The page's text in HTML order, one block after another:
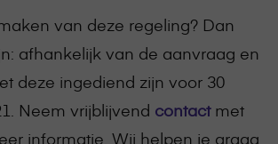
van deze regeling? Dan
afhankelijk van de aanvraag en
deze ingediend zijn voor 30
Neem vrijblijvend contactmet
informatie. Wij helpen je graag